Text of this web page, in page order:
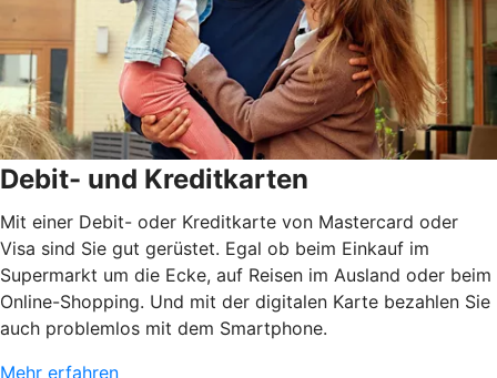
Debit- und Kreditkarten
Mit einer Debit- oder Kreditkarte von Mastercard oder
Visa sind Sie gut gerüstet. Egal ob beim Einkauf im
Supermarkt um die Ecke, auf Reisen im Ausland oder beim
Online-Shopping. Und mit der digitalen Karte bezahlen Sie
auch problemlos mit dem Smartphone.
Mehr erfahren